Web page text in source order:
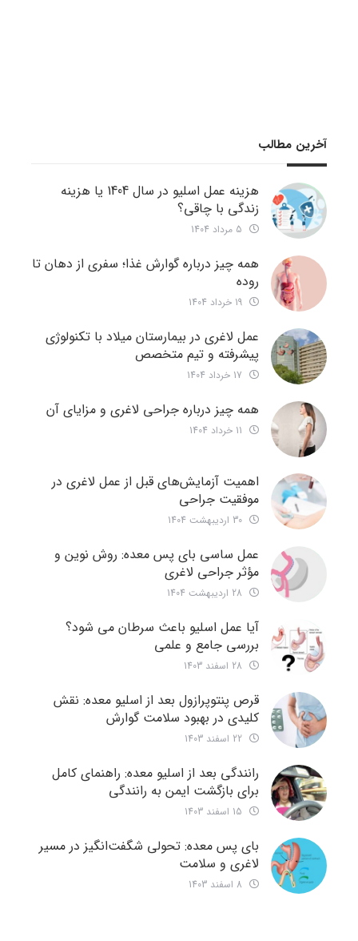
آخرین مطالب
هزینه عمل اسلیو در سال 1404 یا هزینه
زندگی با چاقی؟
همه چیز درباره گوارش غذا؛ سفری از دهان تا
روده
عمل لاغری در بیمارستان میلاد با تکنولوژی
پیشرفته و تیم متخصص
همه چیز درباره جراحی لاغری و مزایای آن
اهمیت آزمایش‌های قبل از عمل لاغری در
موفقیت جراحی
عمل ساسی بای پس معده: روش نوین و
مؤثر جراحی لاغری
آیا عمل اسلیو باعث سرطان می شود؟
بررسی جامع و علمی
قرص پنتوپرازول بعد از اسلیو معده: نقش
کلیدی در بهبود سلامت گوارش
رانندگی بعد از اسلیو معده: راهنمای کامل
برای بازگشت ایمن به رانندگی
بای پس معده: تحولی شگفت‌انگیز در مسیر
لاغری و سلامت